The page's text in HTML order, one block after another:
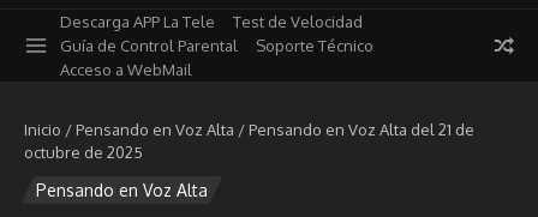
Descarga APP La Tele
Test de Velocidad
Guía de Control Parental
Soporte Técnico
Acceso a WebMail
Inicio / Pensando en Voz Alta / Pensando en Voz Alta del 21 de
octubre de 2025
Pensando en Voz Alta